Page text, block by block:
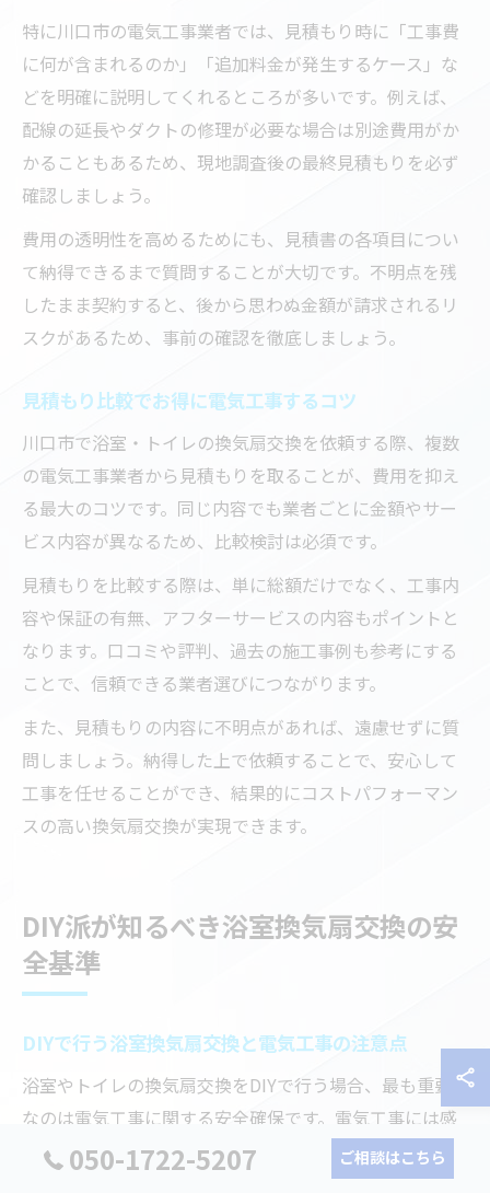
特に川口市の電気工事業者では、見積もり時に「工事費
に何が含まれるのか」「追加料金が発生するケース」な
どを明確に説明してくれるところが多いです。例えば、
配線の延長やダクトの修理が必要な場合は別途費用がか
かることもあるため、現地調査後の最終見積もりを必ず
確認しましょう。
費用の透明性を高めるためにも、見積書の各項目につい
て納得できるまで質問することが大切です。不明点を残
したまま契約すると、後から思わぬ金額が請求されるリ
スクがあるため、事前の確認を徹底しましょう。
見積もり比較でお得に電気工事するコツ
川口市で浴室・トイレの換気扇交換を依頼する際、複数
の電気工事業者から見積もりを取ることが、費用を抑え
る最大のコツです。同じ内容でも業者ごとに金額やサー
ビス内容が異なるため、比較検討は必須です。
見積もりを比較する際は、単に総額だけでなく、工事内
容や保証の有無、アフターサービスの内容もポイントと
なります。口コミや評判、過去の施工事例も参考にする
ことで、信頼できる業者選びにつながります。
また、見積もりの内容に不明点があれば、遠慮せずに質
問しましょう。納得した上で依頼することで、安心して
工事を任せることができ、結果的にコストパフォーマン
スの高い換気扇交換が実現できます。
DIY派が知るべき浴室換気扇交換の安
全基準
DIYで行う浴室換気扇交換と電気工事の注意点
浴室やトイレの換気扇交換をDIYで行う場合、最も重要
なのは電気工事に関する安全確保です。電気工事には感
電や火災など重大なリスクが伴うため、十分な知識と準
備が不可欠です。特に埼玉県川口市の住宅事情を踏まえ
050-1722-5207 ご相談はこちら